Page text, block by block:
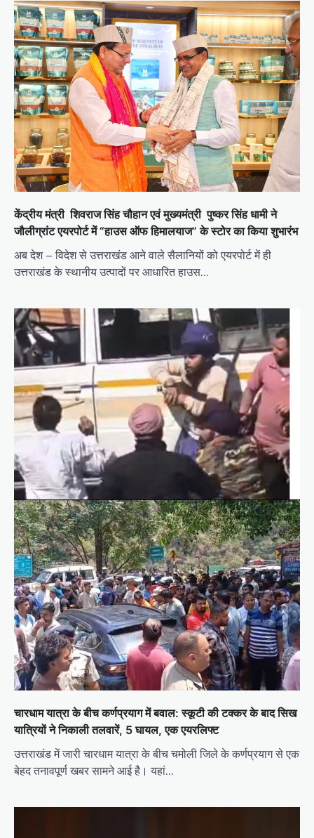
i
g
a
t
i
o
n
केंद्रीय मंत्री शिवराज सिंह चौहान एवं मुख्यमंत्री पुष्कर सिंह धामी ने
जौलीग्रांट एयरपोर्ट में “हाउस ऑफ हिमालयाज” के स्टोर का किया शुभारंभ
अब देश – विदेश से उत्तराखंड आने वाले सैलानियों को एयरपोर्ट में ही
उत्तराखंड के स्थानीय उत्पादों पर आधारित हाउस…
चारधाम यात्रा के बीच कर्णप्रयाग में बवाल: स्कूटी की टक्कर के बाद सिख
यात्रियों ने निकाली तलवारें, 5 घायल, एक एयरलिफ्ट
उत्तराखंड में जारी चारधाम यात्रा के बीच चमोली जिले के कर्णप्रयाग से एक
बेहद तनावपूर्ण खबर सामने आई है। यहां…